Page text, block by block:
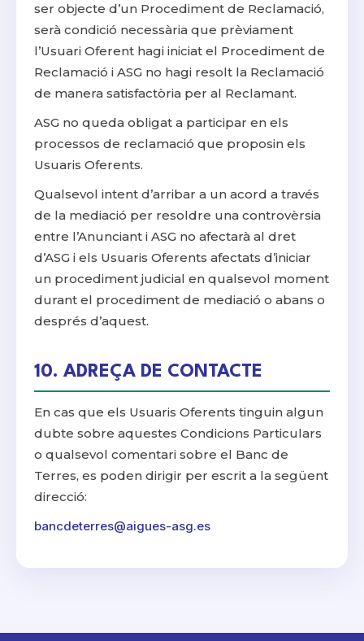
ser objecte d’un Procediment de Reclamació,
serà condició necessària que prèviament
l’Usuari Oferent hagi iniciat el Procediment de
Reclamació i ASG no hagi resolt la Reclamació
de manera satisfactòria per al Reclamant.
ASG no queda obligat a participar en els
processos de reclamació que proposin els
Usuaris Oferents.
Qualsevol intent d’arribar a un acord a través
de la mediació per resoldre una controvèrsia
entre l’Anunciant i ASG no afectarà al dret
d’ASG i els Usuaris Oferents afectats d’iniciar
un procediment judicial en qualsevol moment
durant el procediment de mediació o abans o
després d’aquest.
10. ADREÇA DE CONTACTE
En cas que els Usuaris Oferents tinguin algun
dubte sobre aquestes Condicions Particulars
o qualsevol comentari sobre el Banc de
Terres, es poden dirigir per escrit a la següent
direcció:
bancdeterres@aigues-asg.es